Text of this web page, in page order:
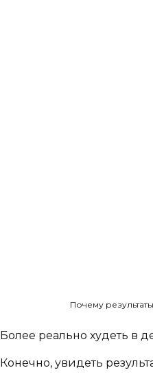
Почему
Более реально худеть в
Конечно, увидеть